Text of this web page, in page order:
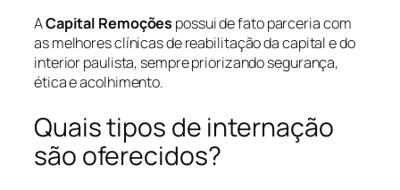
ACapital Remoções possui de fato parceria com
as melhores clínicas de reabilitação da capital e do
interior paulista, sempre priorizando segurança,
ética e acolhimento.
Quais tipos de internação
são oferecidos?